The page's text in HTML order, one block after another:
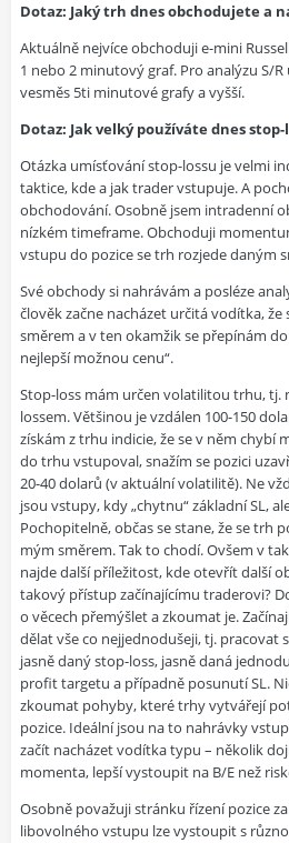
Dotaz: Jaký trh dnes obchodujete a
Aktuálně nejvíce obchoduji e-mini
1 nebo 2 minutový graf. Pro analýzu S/
vesměs 5ti minutové grafy a vyšší.
Dotaz: Jak velký používáte dnes
Otázka umísťování stop-lossu je velmi
taktice, kde a jak trader vstupuje. A
obchodování. Osobně jsem intradenní
nízkém timeframe. Obchoduji
vstupu do pozice se trh rozjede daným
Své obchody si nahrávám a posléze
člověk začne nacházet určitá vodítka, že
směrem a v ten okamžik se přepínám
nejlepší možnou cenu“.
Stop-loss mám určen volatilitou trhu, tj.
lossem. Většinou je vzdálen 100-150
získám z trhu indicie, že se v něm chybí
do trhu vstupoval, snažím se pozici
20-40 dolarů (v aktuální volatilitě). Ne
jsou vstupy, kdy „chytnu“ základní SL,
Pochopitelně, občas se stane, že se trh
mým směrem. Tak to chodí. Ovšem v
najde další příležitost, kde otevřít další
takový přístup začínajícímu traderovi?
o věcech přemýšlet a zkoumat je.
dělat vše co nejjednodušeji, tj. pracovat
jasně daný stop-loss, jasně daná
profit targetu a případně posunutí SL.
zkoumat pohyby, které trhy vytvářejí
pozice. Ideální jsou na to nahrávky
začít nacházet vodítka typu – několik
momenta, lepší vystoupit na B/E než
Osobně považuji stránku řízení pozice
libovolného vstupu lze vystoupit s